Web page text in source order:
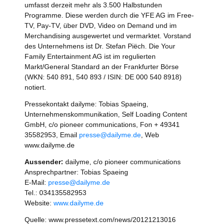
umfasst derzeit mehr als 3.500 Halbstunden
Programme. Diese werden durch die YFE AG im Free-
TV, Pay-TV, über DVD, Video on Demand und im
Merchandising ausgewertet und vermarktet. Vorstand
des Unternehmens ist Dr. Stefan Piëch. Die Your
Family Entertainment AG ist im regulierten
Markt/General Standard an der Frankfurter Börse
(WKN: 540 891, 540 893 / ISIN: DE 000 540 8918)
notiert.
Pressekontakt dailyme: Tobias Spaeing,
Unternehmenskommunikation, Self Loading Content
GmbH, c/o pioneer communications, Fon + 49341
35582953, Email presse@dailyme.de , Web
www.dailyme.de
Aussender: dailyme, c/o pioneer communications
Ansprechpartner: Tobias Spaeing
E-Mail: presse@dailyme.de
Tel.: 034135582953
Website: www.dailyme.de
Quelle: www.pressetext.com/news/20121213016